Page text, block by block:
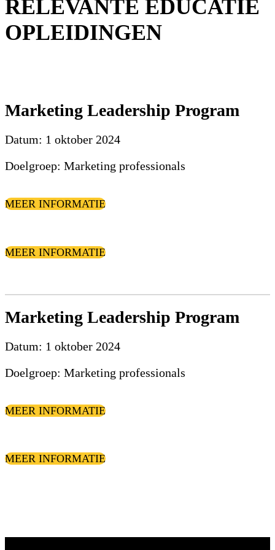
RELEVANTE EDUCATIE
OPLEIDINGEN
Marketing Leadership Program
Datum: 1 oktober 2024
Doelgroep: Marketing professionals
MEER INFORMATIE
MEER INFORMATIE
Marketing Leadership Program
Datum: 1 oktober 2024
Doelgroep: Marketing professionals
MEER INFORMATIE
MEER INFORMATIE